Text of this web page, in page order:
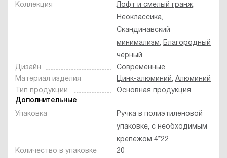
Коллекция
Лофт и смелый гранж,
Неоклассика,
Скандинавский
минимализм, Благородный
чёрный
Дизайн
Современные
Материал изделия
Цинк-алюминий, Алюминий
Тип продукции
Основная продукция
Дополнительные
Упаковка
Ручка в полиэтиленовой
упаковке, с необходимым
крепежом 4*22
Количество в упаковке
20